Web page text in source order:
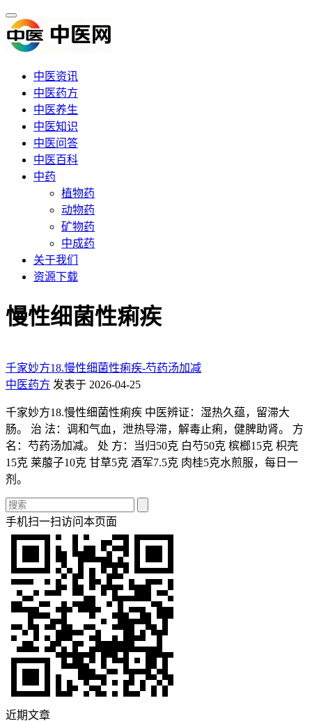
中医资讯
中医药方
中医养生
中医知识
中医问答
中医百科
中药
植物药
动物药
矿物药
中成药
关于我们
资源下载
慢性细菌性痢疾
千家妙方18.慢性细菌性痢疾-芍药汤加减
中医药方 发表于 2026-04-25
千家妙方18.慢性细菌性痢疾 中医辨证：湿热久蕴，留滞大
肠。 治 法：调和气血，泄热导滞，解毒止痢，健脾助肾。 方
名：芍药汤加减。 处 方：当归50克 白芍50克 槟榔15克 枳壳
15克 莱菔子10克 甘草5克 酒军7.5克 肉桂5克水煎服，每日一
剂。
手机扫一扫访问本页面
近期文章